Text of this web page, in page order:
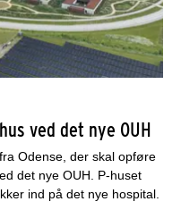
ved det nye OUH
Odense, der skal opføre
det nye OUH. P-huset
ind på det nye hospital.